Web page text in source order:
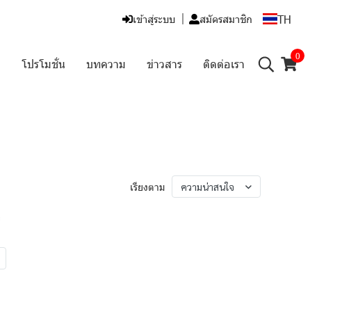
เข้าสู่ระบบ สมัครสมาชิก TH
โปรโมชั่น บทความ ข่าวสาร ติดต่อเรา
0
เรียงตาม ความน่าสนใจ